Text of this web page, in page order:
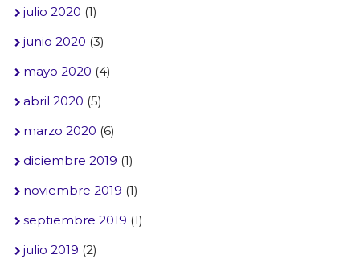
julio 2020 (1)
junio 2020 (3)
mayo 2020 (4)
abril 2020 (5)
marzo 2020 (6)
diciembre 2019 (1)
noviembre 2019 (1)
septiembre 2019 (1)
julio 2019 (2)